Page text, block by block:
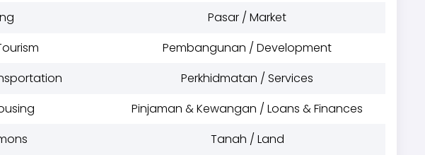
Pasar / Market
Pembangunan / Development
Perkhidmatan / Services
Pinjaman & Kewangan / Loans & Finances
Tanah / Land